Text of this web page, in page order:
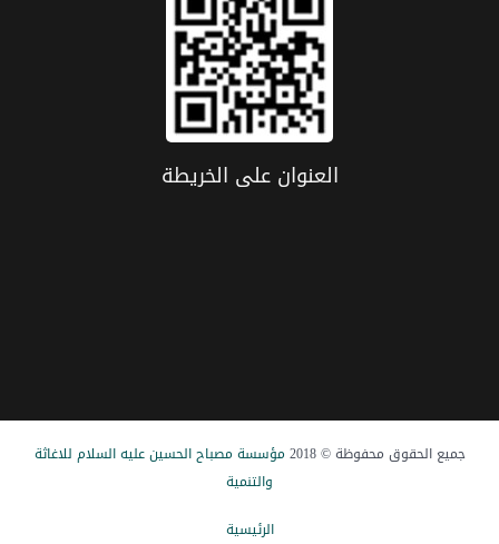
العنوان علی الخریطة
جميع الحقوق محفوظة © 2018
مؤسسة مصباح الحسین علیه السلام للاغاثة
والتنمیة
الرئيسیة